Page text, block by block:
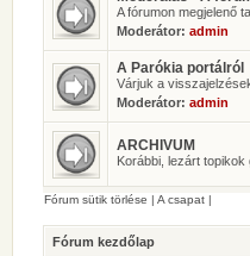
A fórumon megjelenő
Moderátor: admin
A Parókia portálról
Várjuk a
Moderátor: admin
ARCHIVUM
Korábbi, lezárt topikok
Fórum sütik törlése | A csapat |
Fórum kezdőlap